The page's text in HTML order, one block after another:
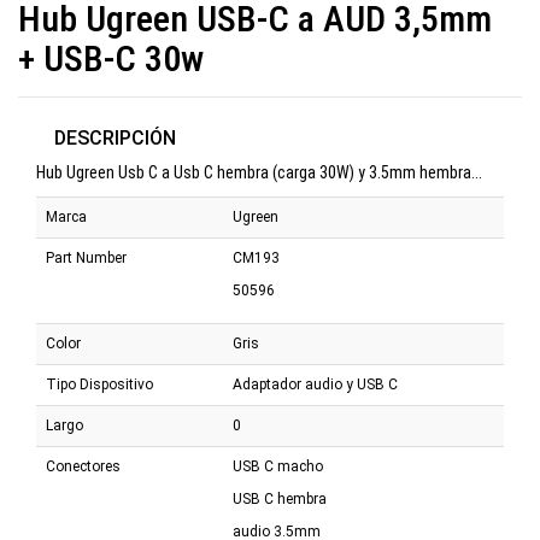
Hub Ugreen USB-C a AUD 3,5mm
+ USB-C 30w
DESCRIPCIÓN
Hub Ugreen Usb C a Usb C hembra (carga 30W) y 3.5mm hembra...
Marca Ugreen
Part Number
CM193
50596
Color Gris
Tipo Dispositivo Adaptador audio y USB C
Largo 0
Conectores
USB C macho
USB C hembra
audio 3.5mm